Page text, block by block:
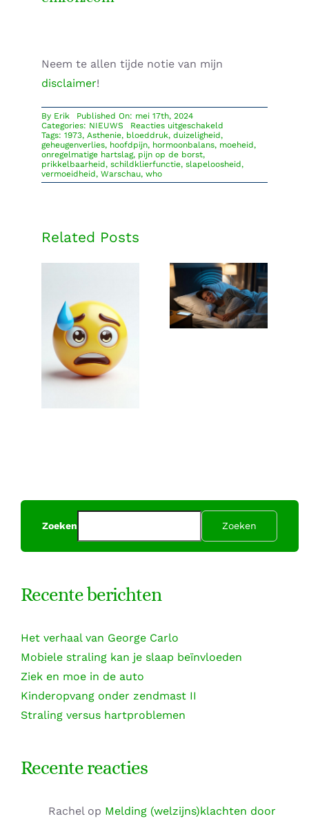
Neem te allen tijde notie van mijn
disclaimer!
By Erik
Published On: mei 17th, 2024
Categories: NIEUWS Reacties uitgeschakeld
doofpotaffaire
de
die
Tags: 1973, Asthenie, bloeddruk, duizeligheid,
geheugenverlies, hoofdpijn, hormoonbalans, moeheid,
onregelmatige hartslag, pijn op de borst,
prikkelbaarheid, schildklierfunctie, slapeloosheid,
vermoeidheid, Warschau, who
Related Posts
Het verhaal
van George
Carlo
Mobiele
straling kan
je slaap
Zoeken Zoeken
Recente berichten
Het verhaal van George Carlo
Mobiele straling kan je slaap beïnvloeden
Ziek en moe in de auto
Kinderopvang onder zendmast II
Straling versus hartproblemen
Recente reacties
Rachelop Melding (welzijns)klachten door